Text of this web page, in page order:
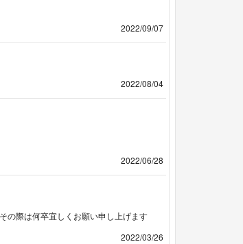
2022/09/07
2022/08/04
2022/06/28
の際は何卒宜しくお願い申し上げます
2022/03/26